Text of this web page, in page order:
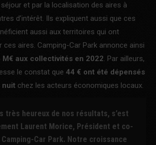
et par la localisation des aires à
d’intérêt. Ils expliquent aussi que ces
aussi aux territoires qui ont
ces aires. Camping-Car Park annonce ainsi
M€ aux collectivités en 2022. Par ailleurs,
le constat que 44 € ont été dépensés
nuit chez les acteurs économiques locaux.
très heureux de nos résultats, s’est
Laurent Morice, Président et co-
Car Park. Notre croissance